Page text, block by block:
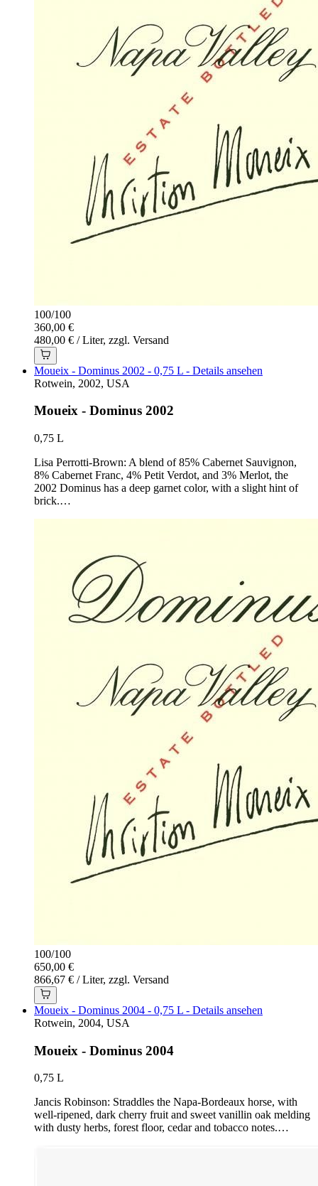
100/100
360,00 €
480,00 € / Liter, zzgl. Versand
Moueix - Dominus 2002 - 0,75 L - Details ansehen
Rotwein, 2002, USA
Moueix - Dominus 2002
0,75 L
Lisa Perrotti-Brown: A blend of 85% Cabernet Sauvignon,
8% Cabernet Franc, 4% Petit Verdot, and 3% Merlot, the
2002 Dominus has a deep garnet color, with a slight hint of
brick.…
100/100
650,00 €
866,67 € / Liter, zzgl. Versand
Moueix - Dominus 2004 - 0,75 L - Details ansehen
Rotwein, 2004, USA
Moueix - Dominus 2004
0,75 L
Jancis Robinson: Straddles the Napa-Bordeaux horse, with
well-ripened, dark cherry fruit and sweet vanillin oak melding
with dusty herbs, forest floor, cedar and tobacco notes.…